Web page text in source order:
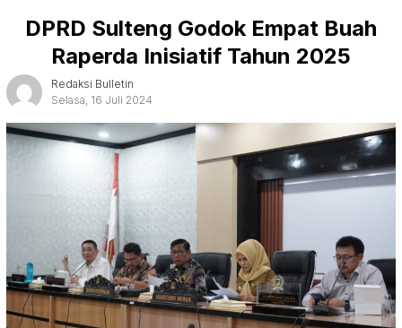
DPRD Sulteng Godok Empat Buah
Raperda Inisiatif Tahun 2025
Redaksi Bulletin
Selasa, 16 Juli 2024